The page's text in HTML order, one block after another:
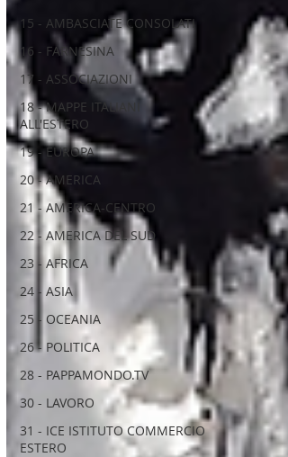
15 - AMBASCIATE CONSOLATI
16 - FARNESINA
17 - ASSOCIAZIONI
18 - MAPPE ITALIANI
ALL'ESTERO
19 - EUROPA
20 - AMERICA
21 - AMERICA-CENTRO
22 - AMERICA DEL SUD
23 - AFRICA
24 - ASIA
25 - OCEANIA
26 - POLITICA
28 - PAPPAMONDO.TV
30 - LAVORO
31 - ICE ISTITUTO COMMERCIO
ESTERO